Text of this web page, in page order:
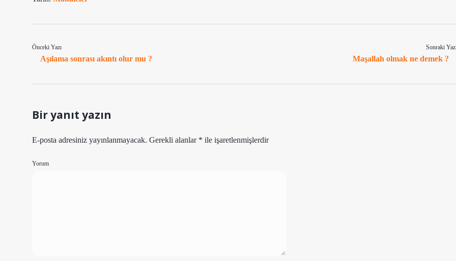
Önceki Yazı
Aşılama sonrası akıntı olur mu ?
Sonraki
Maşallah olmak ne demek ?
Bir yanıt yazın
E-posta adresiniz yayınlanmayacak. Gerekli alanlar * ile işaretlenmişlerdir
Yorum